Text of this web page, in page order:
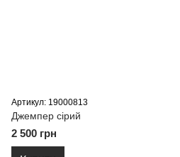
Артикул: 19000813
Джемпер сірий
2 500 грн